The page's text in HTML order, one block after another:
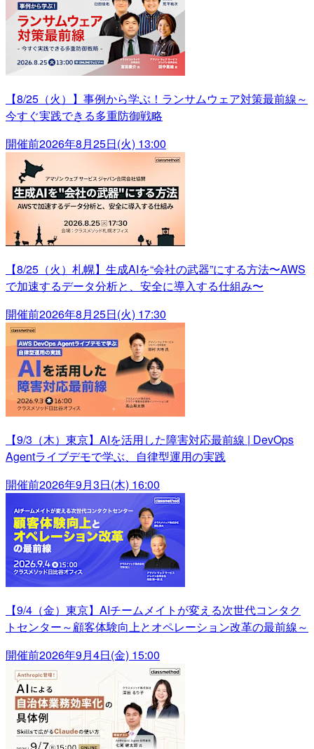
【8/25（火）】事例から学ぶ！ランサムウェア対策最前線～
今すぐ実践できる多重防御戦略
開催前2026年8月25日(火) 13:00
【8/25（火）札幌】生成AIを“会社の武器”にする方法〜AWS
で加速するデータ分析と、安全に導入する仕組み〜
開催前2026年8月25日(火) 17:30
【9/3（木）東京】AIを活用した障害対応最前線 | DevOps
Agentライブデモで学ぶ、自律型運用の実践
開催前2026年9月3日(木) 16:00
【9/4（金）東京】AIチームメイトが変える次世代コンタク
トセンター～顧客体験向上とオペレーション改革の最前線～
開催前2026年9月4日(金) 15:00